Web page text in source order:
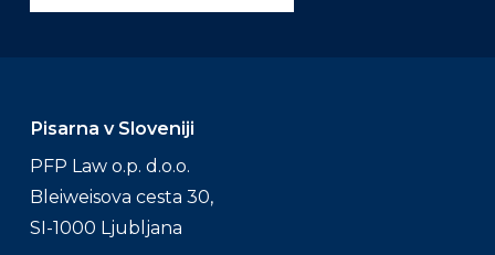
Pisarna v Sloveniji
PFP Law o.p. d.o.o.
Bleiweisova cesta 30,
SI-1000 Ljubljana